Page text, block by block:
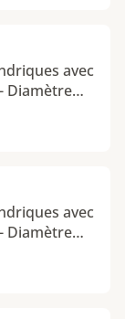
avec
Diamètre
extérieur
Charge
avec
Diamètre
extérieur
Charge